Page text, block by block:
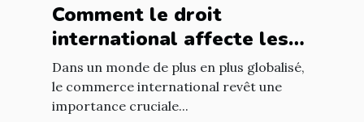
Comment le droit
international affecte les
accords commerciaux
Dans un monde de plus en plus globalisé,
le commerce international revêt une
importance cruciale...